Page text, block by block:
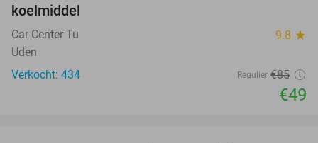
koelmiddel
Car Center Tu 9.8 star
Uden
Verkocht: 434
Regulier €85
€49